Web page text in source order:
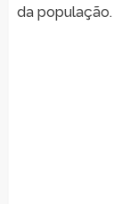
da população.